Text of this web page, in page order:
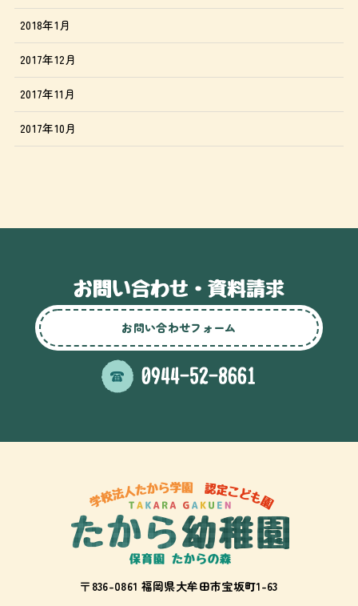
2018年1月
2017年12月
2017年11月
2017年10月
お問い合わせフォーム
〒836-0861 福岡県大牟田市宝坂町1-63